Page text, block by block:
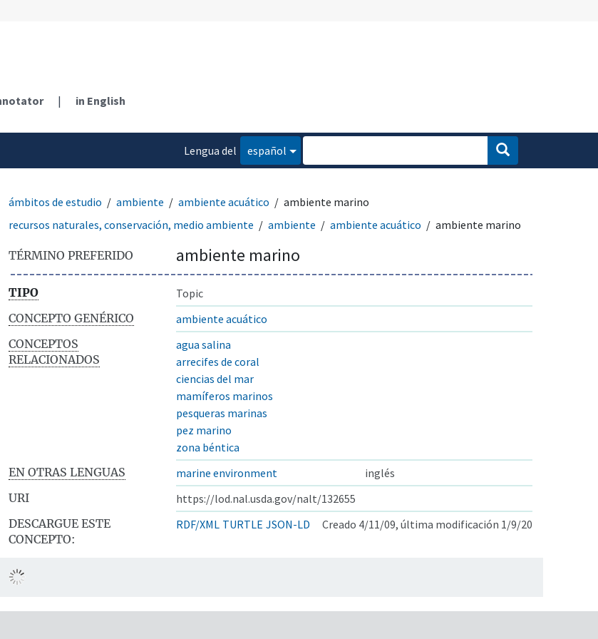
| in English
Lengua del
español
ámbitos de estudio ambiente ambiente acuático
ambiente marino
recursos naturales, conservación, medio ambiente
ambiente ambiente acuático ambiente marino
TÉRMINO PREFERIDO ambiente marino
TIPO
Topic
CONCEPTO GENÉRICO
ambiente acuático
CONCEPTOS
RELACIONADOS
agua salina
arrecifes de coral
ciencias del mar
mamíferos marinos
pesqueras marinas
pez marino
zona béntica
EN OTRAS LENGUAS
marine environment
inglés
URI
https://lod.nal.usda.gov/nalt/132655
DESCARGUE ESTE
CONCEPTO:
RDF/XML TURTLE JSON-LD Creado 4/11/09, última modificación 1/9/20